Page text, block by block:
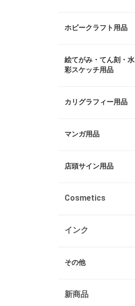
ホビークラフト用品
絵てがみ・てん刻・水
彩スケッチ用品
カリグラフィー用品
マンガ用品
店頭サイン用品
Cosmetics
インク
その他
新商品